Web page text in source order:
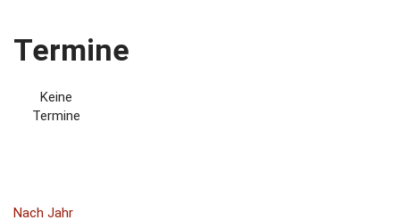
Termine
Keine
Termine
Nach Jahr